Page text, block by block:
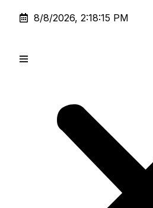
8/8/2026, 2:18:15 PM